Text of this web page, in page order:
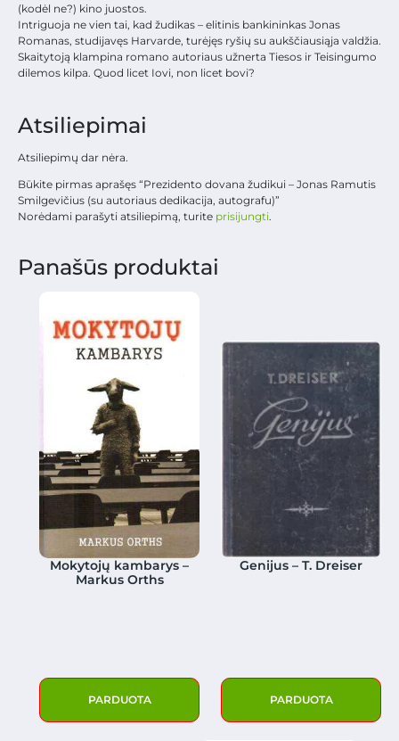
(kodėl ne?) kino juostos.
Intriguoja ne vien tai, kad žudikas – elitinis bankininkas Jonas
Romanas, studijavęs Harvarde, turėjęs ryšių su aukščiausiąja valdžia.
Skaitytoją klampina romano autoriaus užnerta Tiesos ir Teisingumo
dilemos kilpa. Quod licet Iovi, non licet bovi?
Atsiliepimai
Atsiliepimų dar nėra.
Būkite pirmas aprašęs “Prezidento dovana žudikui – Jonas Ramutis
Smilgevičius (su autoriaus dedikacija, autografu)”
Norėdami parašyti atsiliepimą, turite prisijungti.
Panašūs produktai
Mokytojų kambarys –
Markus Orths
PARDUOTA
Genijus – T. Dreiser
PARDUOTA